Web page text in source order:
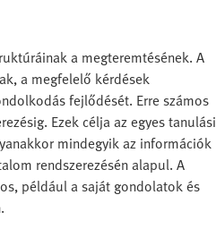
a megteremtésének. A
a megfelelő kérdések
fejlődését. Erre számos
Ezek célja az egyes tanulási
mindegyik az információk
rendszerezésén alapul. A
például a saját gondolatok és